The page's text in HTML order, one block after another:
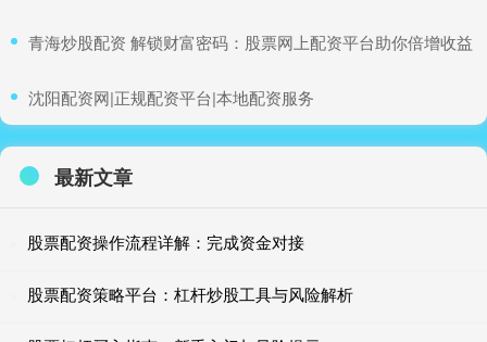
​青海炒股配资 解锁财富密码：股票网上配资平台助你倍增收益
​沈阳配资网|正规配资平台|本地配资服务
最新文章
股票配资操作流程详解：完成资金对接
股票配资策略平台：杠杆炒股工具与风险解析